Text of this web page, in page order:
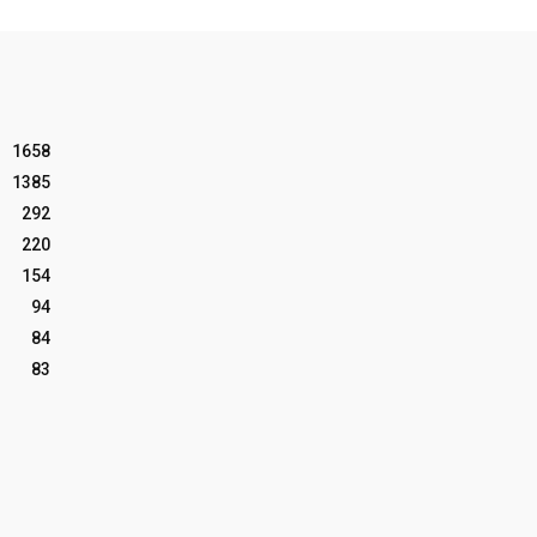
1658
1385
292
220
154
94
84
83